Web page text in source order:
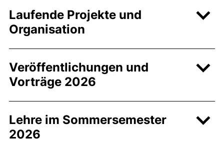
Laufende Projekte und
Organisation
Veröffentlichungen und
Vorträge 2026
Lehre im Sommersemester
2026